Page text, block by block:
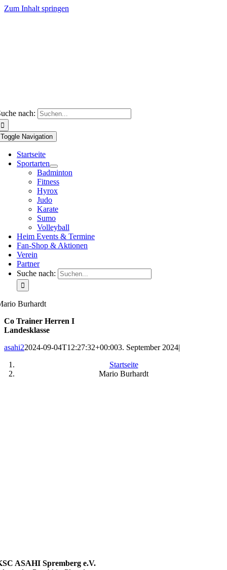
Zum Inhalt springen
nach:
Toggle Navigation
Startseite
Sportarten
Badminton
Fitness
Hyrox
Judo
Karate
Sumo
Volleyball
Heim Events & Termine
Fan-Shop & Aktionen
Verein
Partner
Suche nach:
Burhardt
Co Trainer Herren I
Landesklasse
asahi22024-09-04T12:27:32+00:003. September 2024|
Startseite
Mario Burhardt
ASAHI Spremberg e.V.